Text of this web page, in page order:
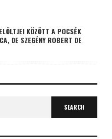
KÖZÖTT A POCSÉK
DE SZEGÉNY ROBERT DE